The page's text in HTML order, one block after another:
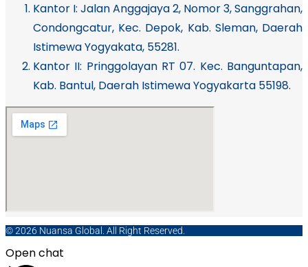
Kantor I: Jalan Anggajaya 2, Nomor 3, Sanggrahan,
Condongcatur, Kec. Depok, Kab. Sleman, Daerah
Istimewa Yogyakata, 55281.
Kantor II: Pringgolayan RT 07. Kec. Banguntapan,
Kab. Bantul, Daerah Istimewa Yogyakarta 55198.
© 2026 Nuansa Global. All Right Reserved.
Open chat